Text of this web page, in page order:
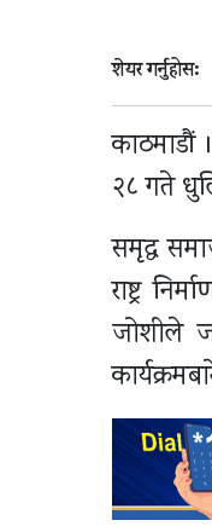
शेयर गर्नुहोस:
२८ गते
समृद्ध
राष्ट्र
जोशीले